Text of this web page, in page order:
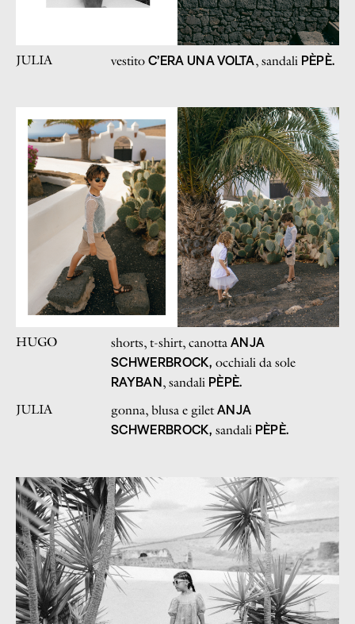
JULIA vestito C’ERA UNA VOLTA, sandali PÈPÈ.
HUGO shorts, t-shirt, canotta ANJA
SCHWERBROCK, occhiali da sole
RAYBAN, sandali PÈPÈ.
JULIA gonna, blusa e giletANJA
SCHWERBROCK, sandali PÈPÈ.